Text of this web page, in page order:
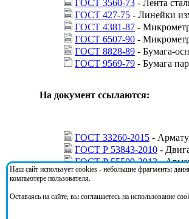
ГОСТ 3560-73 - Лента
ГОСТ 427-75 - Линейки
ГОСТ 4381-87 -
ГОСТ 6507-90 -
ГОСТ 8828-89 - Бумага-
ГОСТ 9569-79 - Бумага
На документ ссылаются:
ГОСТ 33260-2015 -
ГОСТ Р 53843-2010 -
ГОСТ Р 55509-2013-
ГОСТ Р 71550-2024-
ОСТ 26-07-2027-80-
- О
Наш сайт использует cookies - небольшие фрагменты
компьютере пользователя.
Оставаясь на сайте, вы соглашаетесь на использование